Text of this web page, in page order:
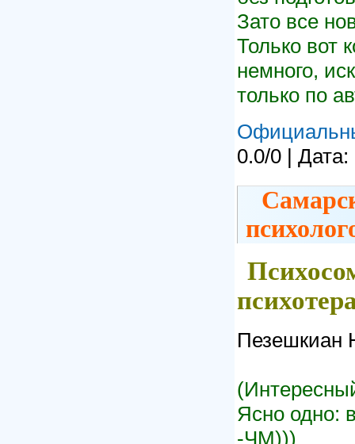
Зато все
Только вот
немного,
только по
0.0/0 | Дата:
Пезешкиан
Ясно одно:
-ЧМ)))